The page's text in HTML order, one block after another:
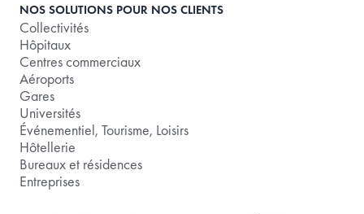
NOS SOLUTIONS POUR NOS CLIENTS
Collectivités
Hôpitaux
Centres commerciaux
Aéroports
Gares
Universités
Événementiel, Tourisme, Loisirs
Hôtellerie
Bureaux et résidences
Entreprises